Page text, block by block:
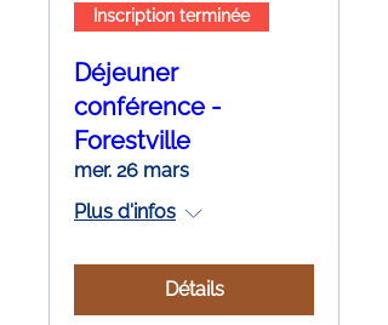
Inscription terminée
Déjeuner
conférence -
Forestville
mer. 26 mars
Plus d'infos
Détails